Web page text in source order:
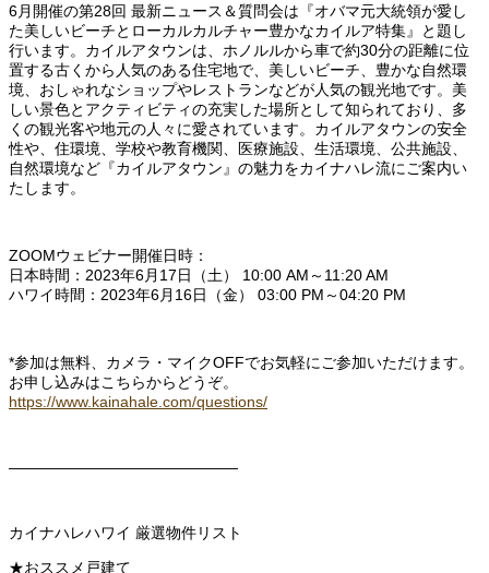
6月開催の第28回 最新ニュース＆質問会は『オバマ元大統領が愛し
た美しいビーチとローカルカルチャー豊かなカイルア特集』と題し
行います。カイルアタウンは、ホノルルから車で約30分の距離に位
置する古くから人気のある住宅地で、美しいビーチ、豊かな自然環
境、おしゃれなショップやレストランなどが人気の観光地です。美
しい景色とアクティビティの充実した場所として知られており、多
くの観光客や地元の人々に愛されています。カイルアタウンの安全
性や、住環境、学校や教育機関、医療施設、生活環境、公共施設、
自然環境など『カイルアタウン』の魅力をカイナハレ流にご案内い
たします。
ZOOMウェビナー開催日時：
日本時間：2023年6月17日（土） 10:00 AM～11:20 AM
ハワイ時間：2023年6月16日（金） 03:00 PM～04:20 PM
*参加は無料、カメラ・マイクOFFでお気軽にご参加いただけます。
お申し込みはこちらからどうぞ。
https://www.kainahale.com/questions/
———————————————
カイナハレハワイ 厳選物件リスト
★おススメ戸建て